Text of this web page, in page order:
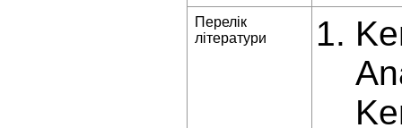
Перелік
літератури